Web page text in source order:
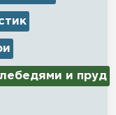
и пруд